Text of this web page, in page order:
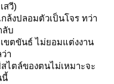
สวี)
งปลอมตัวเป็นโจร ทว่า
บ
ขตขันธ์ ไม่ยอมแต่งงาน
า
ตล์ของตนไม่เหมาะจะ